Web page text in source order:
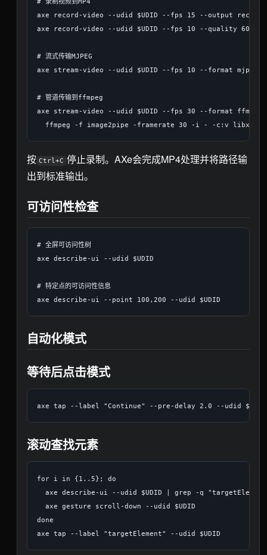
axe record-video --udid $UDID --fps 15 --output
axe record-video --udid $UDID --fps 10 --quality 60 --
# 流式传输MJPEG
axe stream-video --udid $UDID --fps 10 --format mjpeg >
# 管道传输到ffmpeg
axe stream-video --udid $UDID --fps 30 --format
按 Ctrl+C 停止录制。AXe会完成MP4处理并将路径输
出到标准输出。
可访问性检查
# 全屏可访问性树
axe describe-ui --udid $UDID
# 特定点的可访问性信息
自动化模式
等待后点击模式
滚动查找元素
for i in {1..5}; do
axe describe-ui --udid $UDID | grep -q
  axe gesture scroll-down --udid $UDID
done